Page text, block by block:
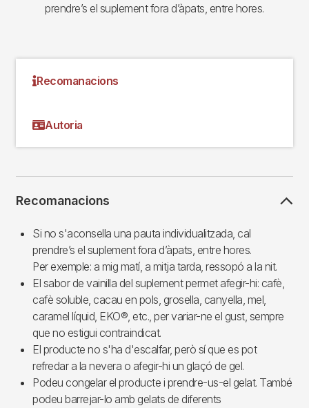
prendre’s el suplement fora d’àpats, entre hores.
Recomanacions
Autoria
Recomanacions
Si no s'aconsella una pauta individualitzada, cal
prendre’s el suplement fora d’àpats, entre hores.
Per exemple: a mig matí, a mitja tarda, ressopó a la nit.
El sabor de vainilla del suplement permet afegir-hi: cafè,
cafè soluble, cacau en pols, grosella, canyella, mel,
caramel líquid, EKO®, etc., per variar-ne el gust, sempre
que no estigui contraindicat.
El producte no s'ha d'escalfar, però sí que es pot
refredar a la nevera o afegir-hi un glaçó de gel.
Podeu congelar el producte i prendre-us-el gelat. També
podeu barrejar-lo amb gelats de diferents